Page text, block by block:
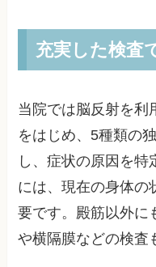
充実した検査
当院では脳反射を利
をはじめ、5種類の
し、症状の原因を
には、現在の身体の
要です。殿筋以外に
や横隔膜などの検査